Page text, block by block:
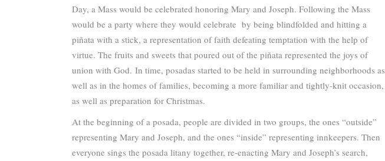
Day, a Mass would be celebrated honoring Mary and Joseph. Following the Mass
would be a party where they would celebrate by being blindfolded and hitting a
piñata with a stick, a representation of faith defeating temptation with the help of
virtue. The fruits and sweets that poured out of the piñata represented the joys of
union with God. In time, posadas started to be held in surrounding neighborhoods as
well as in the homes of families, becoming a more familiar and tightly-knit occasion,
as well as preparation for Christmas.
At the beginning of a posada, people are divided in two groups, the ones “outside”
representing Mary and Joseph, and the ones “inside” representing innkeepers. Then
everyone sings the posada litany together, re-enacting Mary and Joseph’s search,